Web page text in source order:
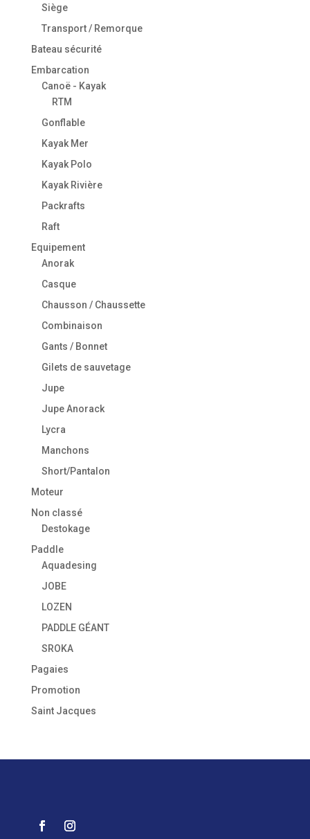
Siège
Transport / Remorque
Bateau sécurité
Embarcation
Canoë - Kayak
RTM
Gonflable
Kayak Mer
Kayak Polo
Kayak Rivière
Packrafts
Raft
Equipement
Anorak
Casque
Chausson / Chaussette
Combinaison
Gants / Bonnet
Gilets de sauvetage
Jupe
Jupe Anorack
Lycra
Manchons
Short/Pantalon
Moteur
Non classé
Destokage
Paddle
Aquadesing
JOBE
LOZEN
PADDLE GÉANT
SROKA
Pagaies
Promotion
Saint Jacques